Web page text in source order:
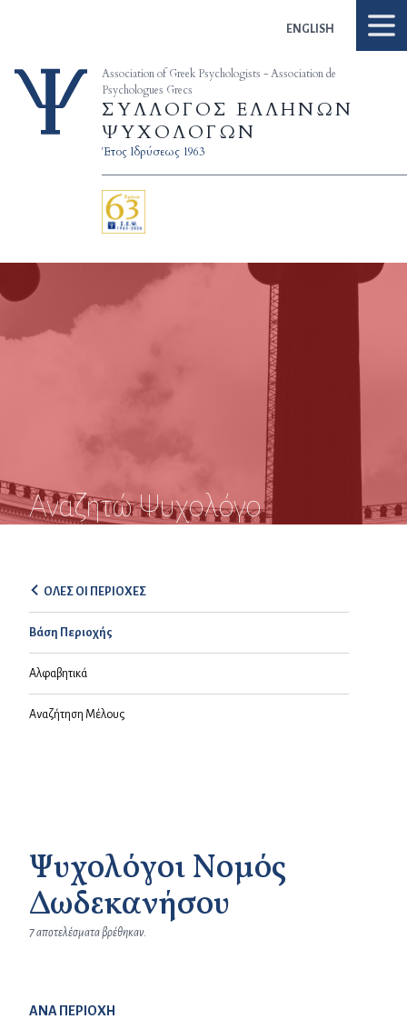
ENGLISH
Association of Greek Psychologists - Association de
Psychologues Grecs
ΣΥΛΛΟΓΟΣ ΕΛΛΗΝΩΝ
ΨΥΧΟΛΟΓΩΝ
Έτος Ιδρύσεως 1963
Αναζητώ Ψυχολόγο
ΟΛΕΣ ΟΙ ΠΕΡΙΟΧΕΣ
Βάση Περιοχής
Αλφαβητικά
Αναζήτηση Μέλους
Ψυχολόγοι Νομός
Δωδεκανήσου
7 αποτελέσματα βρέθηκαν.
ΑΝΑ ΠΕΡΙΟΧΗ